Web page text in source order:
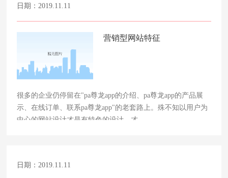
日期：2019.11.11
营销型网站特征
很多的企业仍停留在"pa尊龙app的介绍、pa尊龙app的产品展
示、在线订单、联系pa尊龙app"的老套路上。殊不知以用户为
中心的网站设计才是有特色的设计，才……
日期：2019.11.11